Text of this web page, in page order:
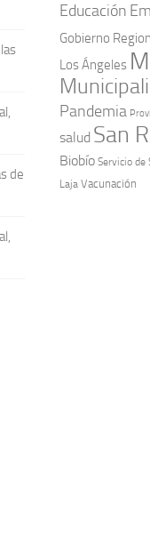
de
Educación
Gobierno
Los Ángeles
Pandemia
salud San
Biobío Servicio de
Laja Vacunación